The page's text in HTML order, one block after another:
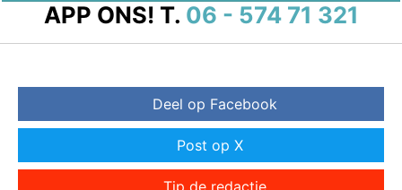
APP ONS! T. 06 - 574 71 321
Deel op Facebook
Post op X